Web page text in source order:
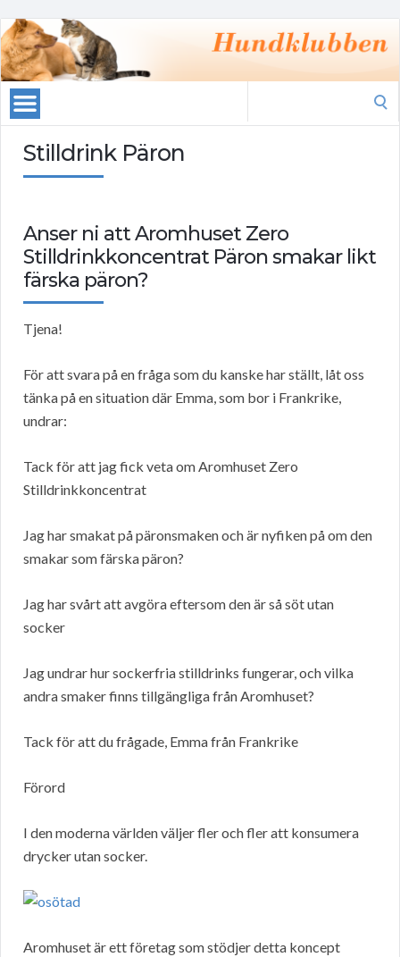
Stilldrink Päron
Anser ni att Aromhuset Zero
Stilldrinkkoncentrat Päron smakar likt
färska päron?
Tjena!
För att svara på en fråga som du kanske har ställt, låt oss
tänka på en situation där Emma, som bor i Frankrike,
undrar:
Tack för att jag fick veta om Aromhuset Zero
Stilldrinkkoncentrat
Jag har smakat på päronsmaken och är nyfiken på om den
smakar som färska päron?
Jag har svårt att avgöra eftersom den är så söt utan
socker
Jag undrar hur sockerfria stilldrinks fungerar, och vilka
andra smaker finns tillgängliga från Aromhuset?
Tack för att du frågade, Emma från Frankrike
Förord
I den moderna världen väljer fler och fler att konsumera
drycker utan socker.
Aromhuset är ett företag som stödjer detta koncept